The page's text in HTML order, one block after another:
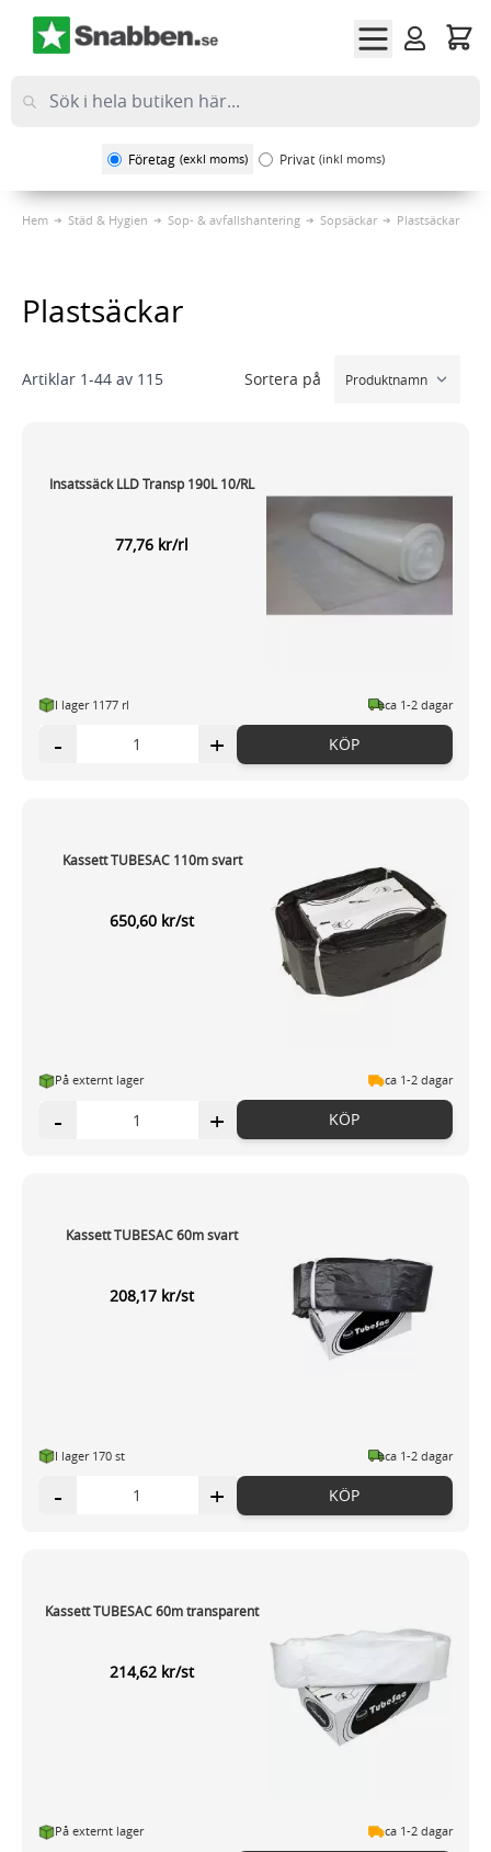
Företag (exkl moms) Privat (inkl moms)
Hem Städ & Hygien Sop- & avfallshantering Sopsäckar Plastsäckar
Plastsäckar
Artiklar 1-44 av 115 Sortera på
Insatssäck LLD Transp 190L 10/RL
77,76 kr/rl
I lager 1177 rl ca 1-2 dagar
- + KÖP
Kassett TUBESAC 110m svart
650,60 kr/st
På externt lager ca 1-2 dagar
- + KÖP
Kassett TUBESAC 60m svart
208,17 kr/st
I lager 170 st ca 1-2 dagar
- + KÖP
Kassett TUBESAC 60m transparent
214,62 kr/st
På externt lager ca 1-2 dagar